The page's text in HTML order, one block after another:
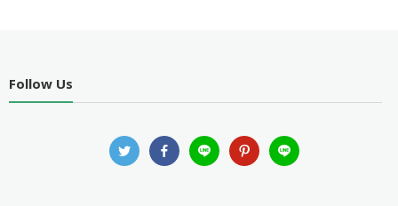
Follow Us